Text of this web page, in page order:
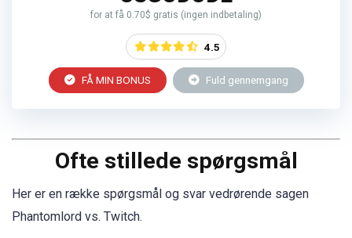
for at få 0.70$ gratis (ingen indbetaling)
4.5
FÅ MIN BONUS Fuld gennemgang
Ofte stillede spørgsmål
Her er en række spørgsmål og svar vedrørende sagen
Phantomlord vs. Twitch.